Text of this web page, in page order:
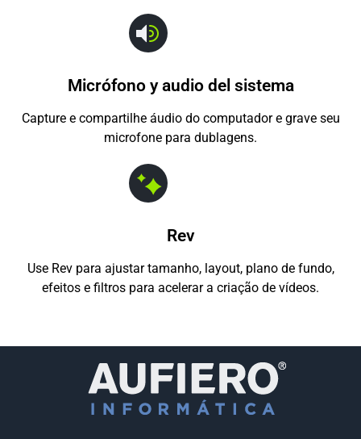
Micrófono y audio del sistema
Capture e compartilhe áudio do computador e grave seu
microfone para dublagens.
Rev
Use Rev para ajustar tamanho, layout, plano de fundo,
efeitos e filtros para acelerar a criação de vídeos.